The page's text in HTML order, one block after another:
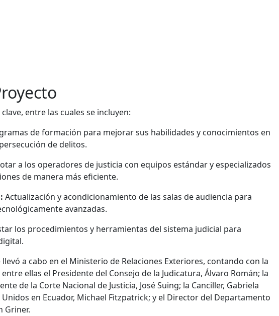
entre las cuales se incluyen:
de formación para mejorar sus habilidades y conocimientos en
de delitos.
a los operadores de justicia con equipos estándar y especializados
de manera más eficiente.
Actualización y acondicionamiento de las salas de audiencia para
avanzadas.
los procedimientos y herramientas del sistema judicial para
a cabo en el Ministerio de Relaciones Exteriores, contando con la
ellas el Presidente del Consejo de la Judicatura, Álvaro Román; la
de la Corte Nacional de Justicia, José Suing; la Canciller, Gabriela
en Ecuador, Michael Fitzpatrick; y el Director del Departamento
Griner.